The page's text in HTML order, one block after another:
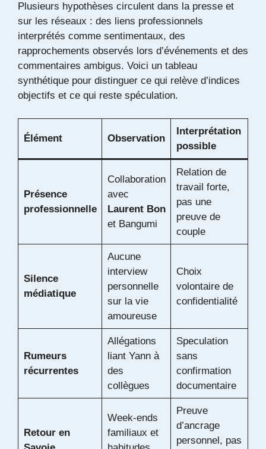
Plusieurs hypothèses circulent dans la presse et
sur les réseaux : des liens professionnels
interprétés comme sentimentaux, des
rapprochements observés lors d’événements et des
commentaires ambigus. Voici un tableau
synthétique pour distinguer ce qui relève d’indices
objectifs et ce qui reste spéculation.
Élément Observation
Interprétation
possible
Présence
professionnelle
Collaboration
avec
Laurent Bon
et Bangumi
Relation de
travail forte,
pas une
preuve de
couple
Silence
médiatique
Aucune
interview
personnelle
sur la vie
amoureuse
Choix
volontaire de
confidentialité
Rumeurs
récurrentes
Allégations
liant Yann à
des
collègues
Speculation
sans
confirmation
documentaire
Retour en
Week-ends
familiaux et
Preuve
d’ancrage
personnel, pas